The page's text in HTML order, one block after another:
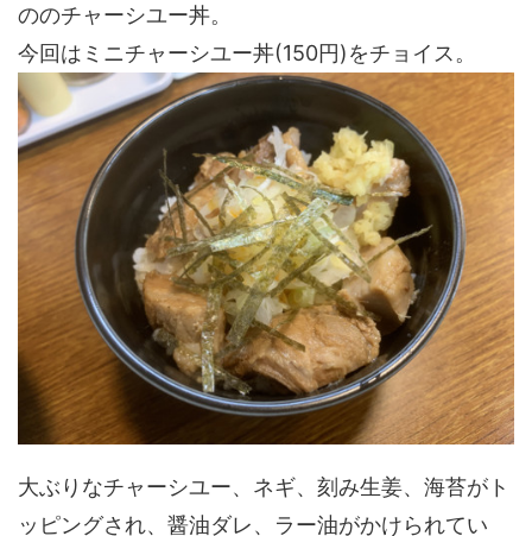
ののチャーシユー丼。
今回はミニチャーシユー丼(150円)をチョイス。
大ぶりなチャーシユー、ネギ、刻み生姜、海苔がト
ッピングされ、醤油ダレ、ラー油がかけられてい